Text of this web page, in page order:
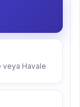
veya Havale